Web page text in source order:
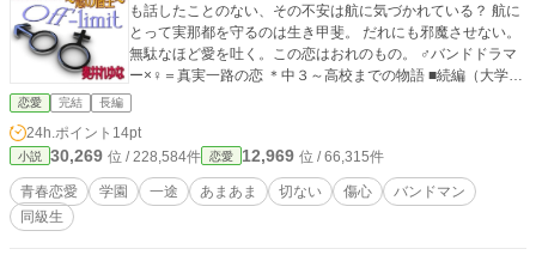
も話したことのない、その不安は航に気づかれている？ 航に
とって実那都を守るのは生き甲斐。 だれにも邪魔させない。
無駄なほど愛を吐く。この恋はおれのもの。 ♂バンドドラマ
ー×♀＝真実一路の恋 ＊中３～高校までの物語 ■続編（大学生
～メジャーバンド編）【オフリミットⅡ】は下記にリンクし
ています。
恋愛 完結 長編
24h.ポイント 14pt
小説 30,269 位 / 228,584件 恋愛 12,969 位 / 66,315件
青春恋愛 学園 一途 あまあま 切ない 傷心
バンドマン
同級生